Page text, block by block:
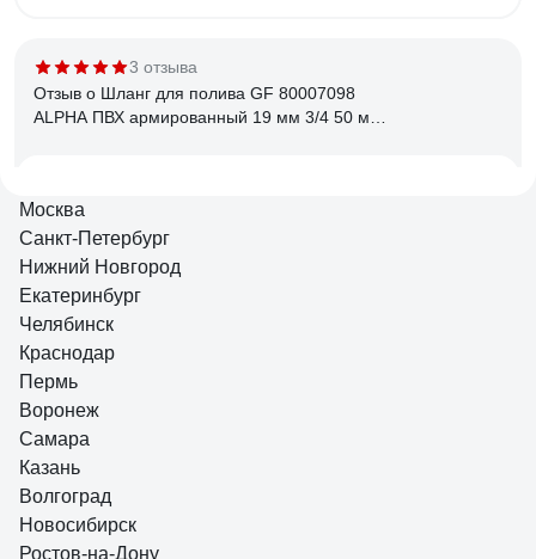
3 отзыва
Отзыв о Шланг для полива GF 80007098
ALPHA ПВХ армированный 19 мм 3/4 50 м
Здесь ровно 25метров. То что нужно. Завтра устнавим в
саду. Спасибо
Отзыв о Шланг для полива GF 80007106
POWER STAR ПВХ армированный садовый
Денис И.
По визуальным ощущениям шланг прочный, несколько
слоев плюс армирование
Москва
Санкт-Петербург
Нижний Новгород
Екатеринбург
Челябинск
Краснодар
Пермь
Воронеж
Самара
Казань
Волгоград
Новосибирск
Ростов-на-Дону